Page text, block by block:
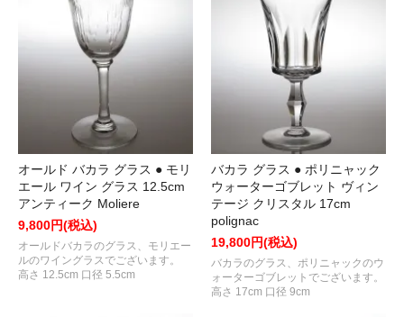
オールド バカラ グラス ● モリ
エール ワイン グラス 12.5cm
アンティーク Moliere
9,800円(税込)
オールドバカラのグラス、モリエー
ルのワイングラスでございます。
高さ 12.5cm 口径 5.5cm
バカラ グラス ● ポリニャック
ウォーターゴブレット ヴィン
テージ クリスタル 17cm
polignac
19,800円(税込)
バカラのグラス、ポリニャックのウ
ォーターゴブレットでございます。
高さ 17cm 口径 9cm